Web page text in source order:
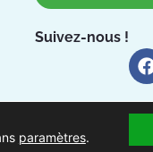
Suivez-nous !
paramètres.